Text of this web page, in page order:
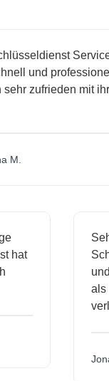
Service
und professionell.
zufrieden mit ihrer
hat